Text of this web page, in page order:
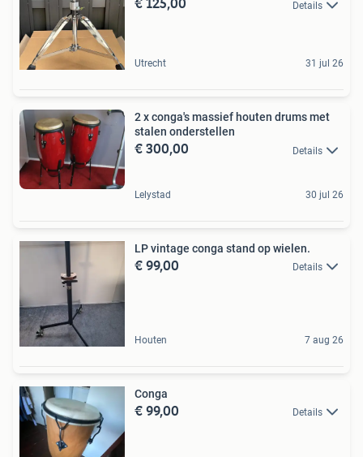
Details
Utrecht 31 jul 26
2 x conga's massief houten drums met
stalen onderstellen
€ 300,00 Details
Lelystad 30 jul 26
LP vintage conga stand op wielen.
€ 99,00 Details
Houten 7 aug 26
Conga
€ 99,00 Details